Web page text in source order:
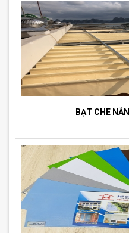
BẠT CHE